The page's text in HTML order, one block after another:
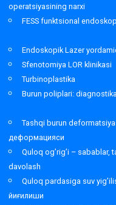
operatsiyasining narxi
FESS funktsional
Endoskopik Lazer
Sfenotomiya LOR klinikasi
Turbinoplastika
Burun poliplari:
Tashqi burun
деформацияси
Quloq og’rig’i – sabablar,
davolash
Quloq pardasiga suv
йиғилиши